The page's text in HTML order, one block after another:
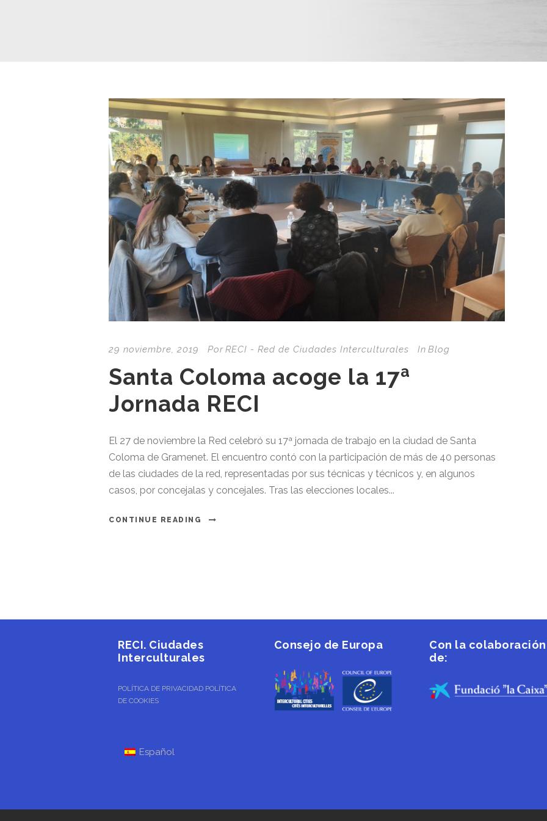
29 noviembre, 2019 PorRECI - Red de Ciudades Interculturales In Blog
Santa Coloma acoge la 17ª
Jornada RECI
El 27 de noviembre la Red celebró su 17ª jornada de trabajo en la ciudad de Santa
Coloma de Gramenet. El encuentro contó con la participación de más de 40 personas
de las ciudades de la red, representadas por sus técnicas y técnicos y, en algunos
casos, por concejalas y concejales. Tras las elecciones locales...
CONTINUE READING
RECI. Ciudades
Interculturales
POLÍTICA DE PRIVACIDAD POLÍTICA
DE COOKIES
Español
Consejo de Europa
Con la colaboración
de: